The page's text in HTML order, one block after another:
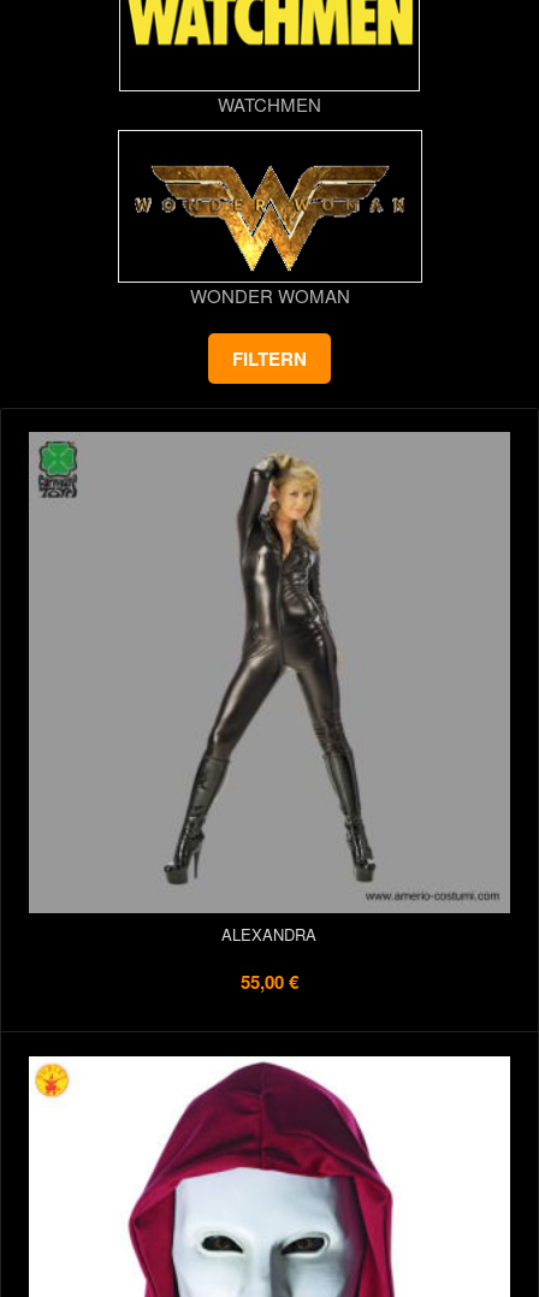
WATCHMEN
WONDER WOMAN
FILTERN
ALEXANDRA
55,00 €